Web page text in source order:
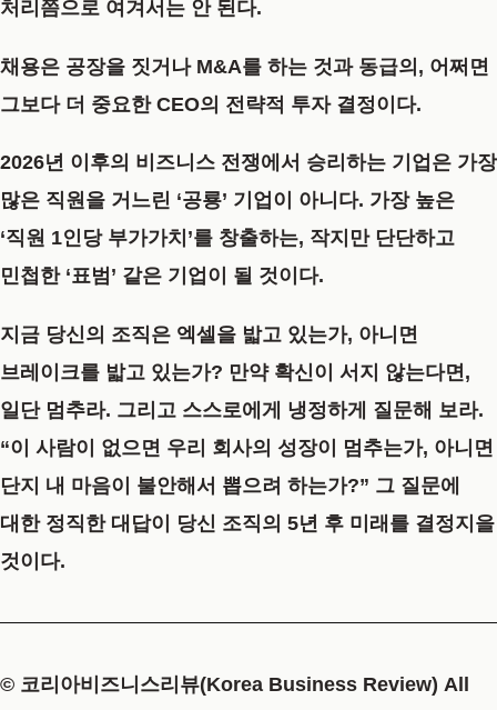
처리쯤으로 여겨서는 안 된다.
채용은 공장을 짓거나 M&A를 하는 것과 동급의, 어쩌면
그보다 더 중요한 CEO의 전략적 투자 결정이다.
2026년 이후의 비즈니스 전쟁에서 승리하는 기업은 가장
많은 직원을 거느린 ‘공룡’ 기업이 아니다. 가장 높은
‘직원 1인당 부가가치’를 창출하는, 작지만 단단하고
민첩한 ‘표범’ 같은 기업이 될 것이다.
지금 당신의 조직은 엑셀을 밟고 있는가, 아니면
브레이크를 밟고 있는가? 만약 확신이 서지 않는다면,
일단 멈추라. 그리고 스스로에게 냉정하게 질문해 보라.
“이 사람이 없으면 우리 회사의 성장이 멈추는가, 아니면
단지 내 마음이 불안해서 뽑으려 하는가?” 그 질문에
대한 정직한 대답이 당신 조직의 5년 후 미래를 결정지을
것이다.
© 코리아비즈니스리뷰(Korea Business Review) All